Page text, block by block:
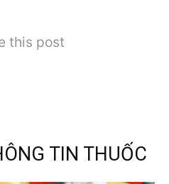
this post
TIN THUỐC